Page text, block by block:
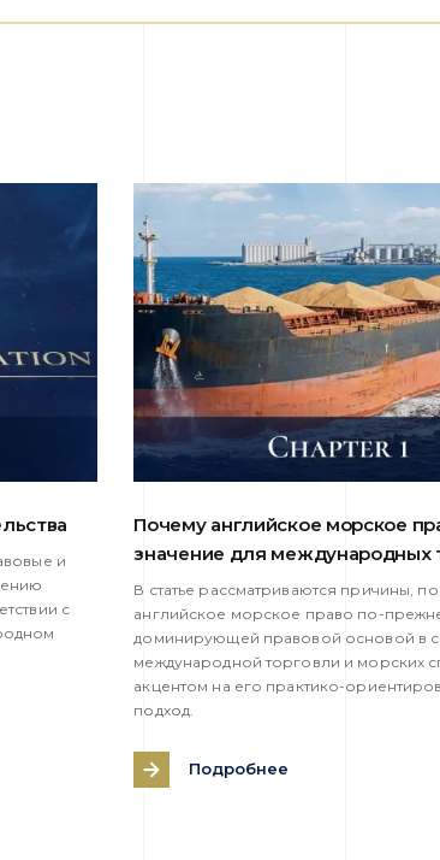
и
с
Почему английское морское
значение для международных
В статье рассматриваются причины,
английское морское право по-
доминирующей правовой основой в
международной торговли и морских
акцентом на его практико-
подход.
Подробнее